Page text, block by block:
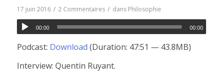
17 juin 2016 / 2 Commentaires / dans Philosophie
00:00 00:00
Podcast: Download (Duration: 47:51 — 43.8MB)
Interview: Quentin Ruyant.